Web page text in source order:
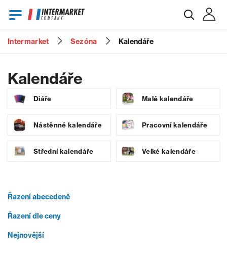
Heslo
Zapomenuté heslo?
Intermarket Sezóna Kalendáře
Kalendáře
Diáře Malé kalendáře
Nástěnné kalendáře Pracovní kalendáře
Střední kalendáře Velké kalendáře
Řazení abecedeně
Řazení dle ceny
Nejnovější